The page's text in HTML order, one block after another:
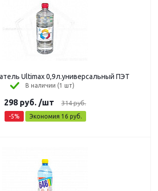
Ultimax 0,9л.универсальный ПЭТ
В наличии (1 шт)
298 руб. /шт 314руб.
-5% Экономия 16 руб.